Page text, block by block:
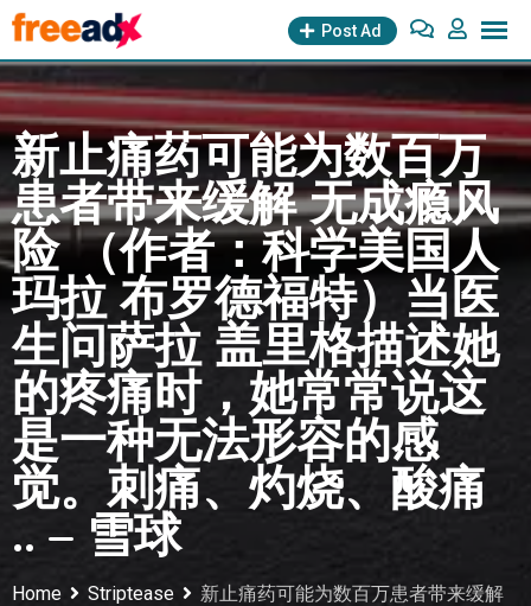
Skip
to
content
Post Ad
新止痛药可能为数百万
患者带来缓解 无成瘾风
险 （作者：科学美国人
玛拉 布罗德福特）当医
生问萨拉 盖里格描述她
的疼痛时，她常常说这
是一种无法形容的感
觉。刺痛、灼烧、酸痛
.. – 雪球
Home Striptease
新止痛药可能为数百万患者带来缓解